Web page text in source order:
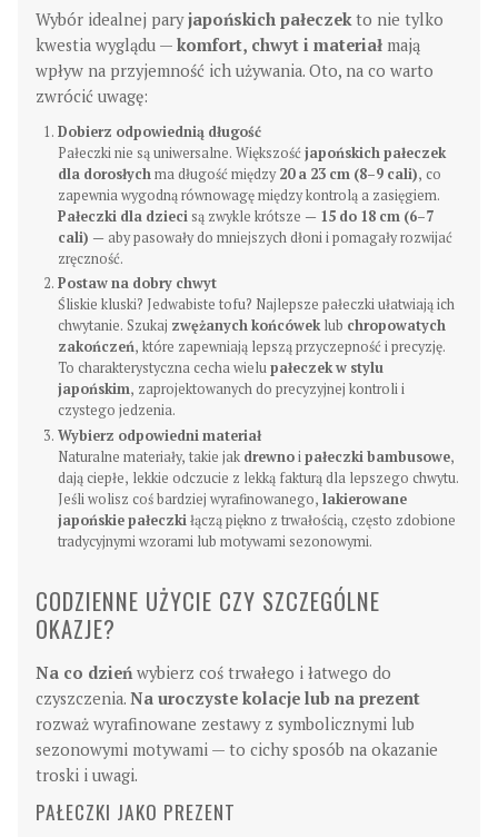
Wybór idealnej paryjapońskich pałeczekto nie tylko
kwestia wyglądu — komfort, chwyt i materiał mają
wpływ na przyjemność ich używania. Oto, na co warto
zwrócić uwagę:
Dobierz odpowiednią długość
Pałeczki nie są uniwersalne. Większośćjapońskich pałeczek
dla dorosłychma długość między20 a 23 cm (8–9 cali), co
zapewnia wygodną równowagę między kontrolą a zasięgiem.
Pałeczki dla dzieci są zwykle krótsze — 15 do 18 cm (6–7
cali) — aby pasowały do mniejszych dłoni i pomagały rozwijać
zręczność.
Postaw na dobry chwyt
Śliskie kluski? Jedwabiste tofu? Najlepsze pałeczki ułatwiają ich
chwytanie. Szukaj zwężanych końcóweklub chropowatych
zakończeń, które zapewniają lepszą przyczepność i precyzję.
To charakterystyczna cecha wielupałeczek w stylu
japońskim, zaprojektowanych do precyzyjnej kontroli i
czystego jedzenia.
Wybierz odpowiedni materiał
Naturalne materiały, takie jak drewnoipałeczki bambusowe,
dają ciepłe, lekkie odczucie z lekką fakturą dla lepszego chwytu.
Jeśli wolisz coś bardziej wyrafinowanego, lakierowane
japońskie pałeczkiłączą piękno z trwałością, często zdobione
tradycyjnymi wzorami lub motywami sezonowymi.
CODZIENNE UŻYCIE CZY SZCZEGÓLNE
OKAZJE?
Na co dzieńwybierz coś trwałego i łatwego do
czyszczenia. Na uroczyste kolacje lub na prezent
rozważ wyrafinowane zestawy z symbolicznymi lub
sezonowymi motywami — to cichy sposób na okazanie
troski i uwagi.
PAŁECZKI JAKO PREZENT